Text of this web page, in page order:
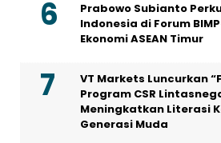
Prabowo Subianto
Indonesia di Forum
Ekonomi ASEAN Timur
VT Markets Luncurkan
Program CSR
Meningkatkan Literasi
Generasi Muda